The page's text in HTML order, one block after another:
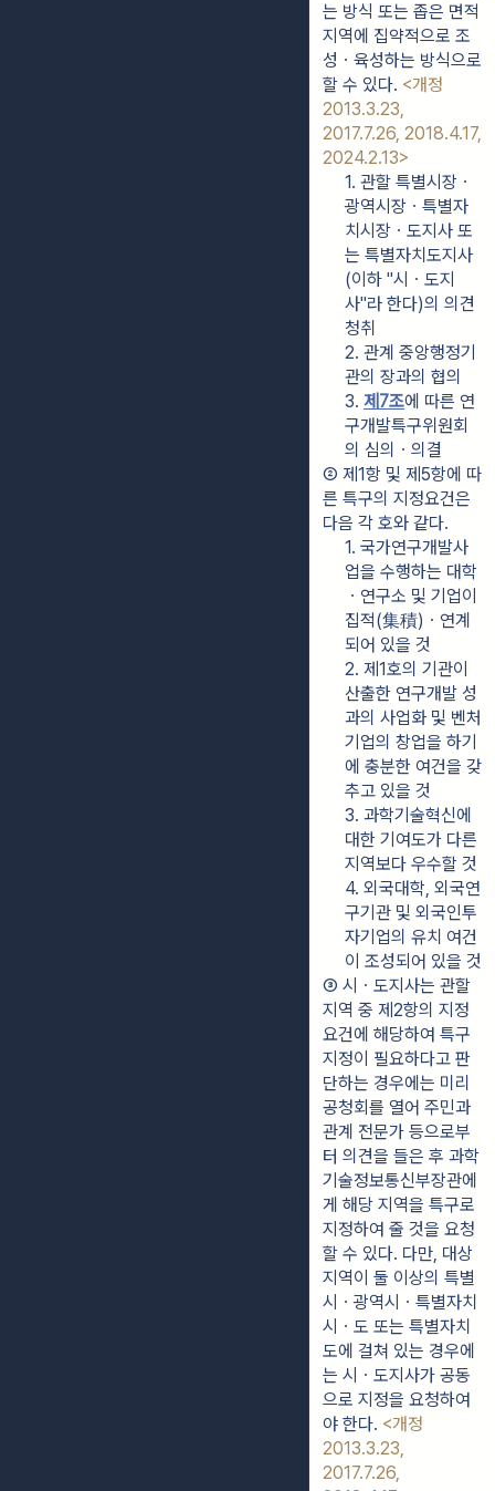
는 방식 또는 좁은 면적
지역에 집약적으로 조
성ㆍ육성하는 방식으로
할 수 있다. <개정
2013.3.23,
2017.7.26, 2018.4.17,
2024.2.13>
1. 관할 특별시장ㆍ
광역시장ㆍ특별자
치시장ㆍ도지사 또
는 특별자치도지사
(이하 "시ㆍ도지
사"라 한다)의 의견
청취
2. 관계 중앙행정기
관의 장과의 협의
3. 제7조에 따른 연
구개발특구위원회
의 심의ㆍ의결
② 제1항 및 제5항에 따
른 특구의 지정요건은
다음 각 호와 같다.
1. 국가연구개발사
업을 수행하는 대학
ㆍ연구소 및 기업이
집적(集積)ㆍ연계
되어 있을 것
2. 제1호의 기관이
산출한 연구개발 성
과의 사업화 및 벤처
기업의 창업을 하기
에 충분한 여건을 갖
추고 있을 것
3. 과학기술혁신에
대한 기여도가 다른
지역보다 우수할 것
4. 외국대학, 외국연
구기관 및 외국인투
자기업의 유치 여건
이 조성되어 있을 것
③ 시ㆍ도지사는 관할
지역 중 제2항의 지정
요건에 해당하여 특구
지정이 필요하다고 판
단하는 경우에는 미리
공청회를 열어 주민과
관계 전문가 등으로부
터 의견을 들은 후 과학
기술정보통신부장관에
게 해당 지역을 특구로
지정하여 줄 것을 요청
할 수 있다. 다만, 대상
지역이 둘 이상의 특별
시ㆍ광역시ㆍ특별자치
시ㆍ도 또는 특별자치
도에 걸쳐 있는 경우에
는 시ㆍ도지사가 공동
으로 지정을 요청하여
야 한다. <개정
2013.3.23,
2017.7.26,